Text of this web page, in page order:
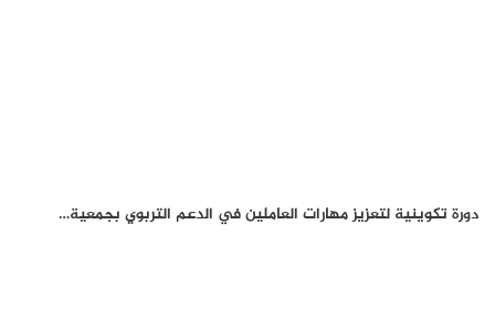
دورة تكوينية لتعزيز مهارات العاملين في الدعم التربوي بجمعية…